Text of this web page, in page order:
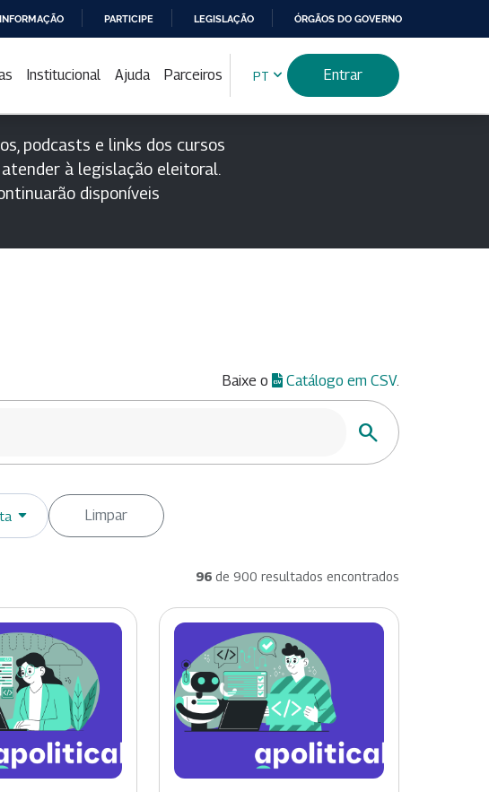
PARTICIPE LEGISLAÇÃO ÓRGÃOS DO GOVERNO
Institucional Ajuda Parceiros PT Entrar
podcasts e links dos cursos
à legislação eleitoral.
disponíveis
Baixe o Catálogo em CSV.
Buscar
Limpar
96 de 900 resultados encontrados